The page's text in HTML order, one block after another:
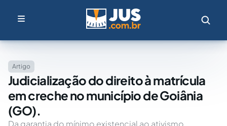
Artigo
Judicialização do direito à matrícula
em creche no município de Goiânia
(GO).
Da garantia do mínimo existencial ao ativismo